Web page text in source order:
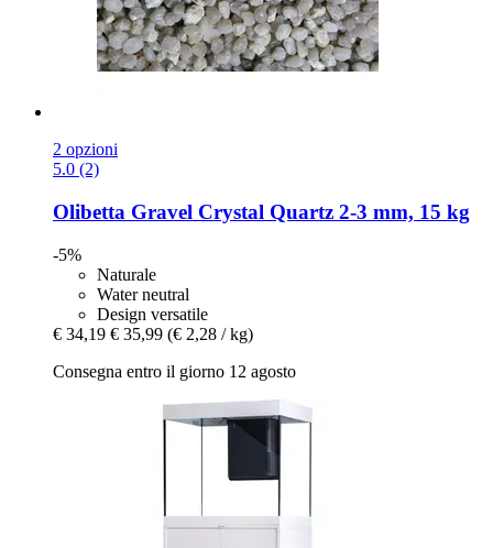
2 opzioni
5.0 (2)
Olibetta Gravel Crystal Quartz 2-​3 mm, 15 kg
-5%
Naturale
Water neutral
Design versatile
€ 34,19 € 35,99 (€ 2,28 / kg)
Consegna entro il giorno 12 agosto